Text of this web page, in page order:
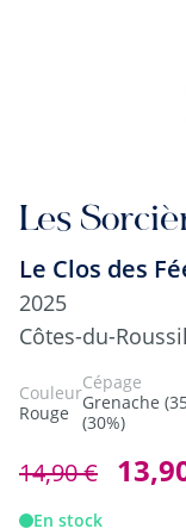
Les
Le Clos des
2025
Côtes-du-
Couleur
Rouge
Cépage
Grenache
(30%)
14,90 €
En stock